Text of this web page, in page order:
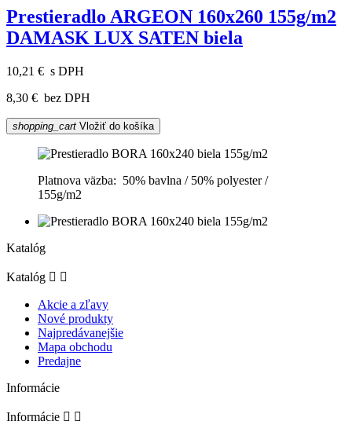
Prestieradlo ARGEON 160x260 155g/m2
DAMASK LUX SATEN biela
10,21 € s DPH
8,30 € bez DPH
shopping_cart Vložiť do košíka
Platnova väzba: 50% bavlna / 50% polyester /
155g/m2
Katalóg
Katalóg  
Akcie a zľavy
Nové produkty
Najpredávanejšie
Mapa obchodu
Predajne
Informácie
Informácie  